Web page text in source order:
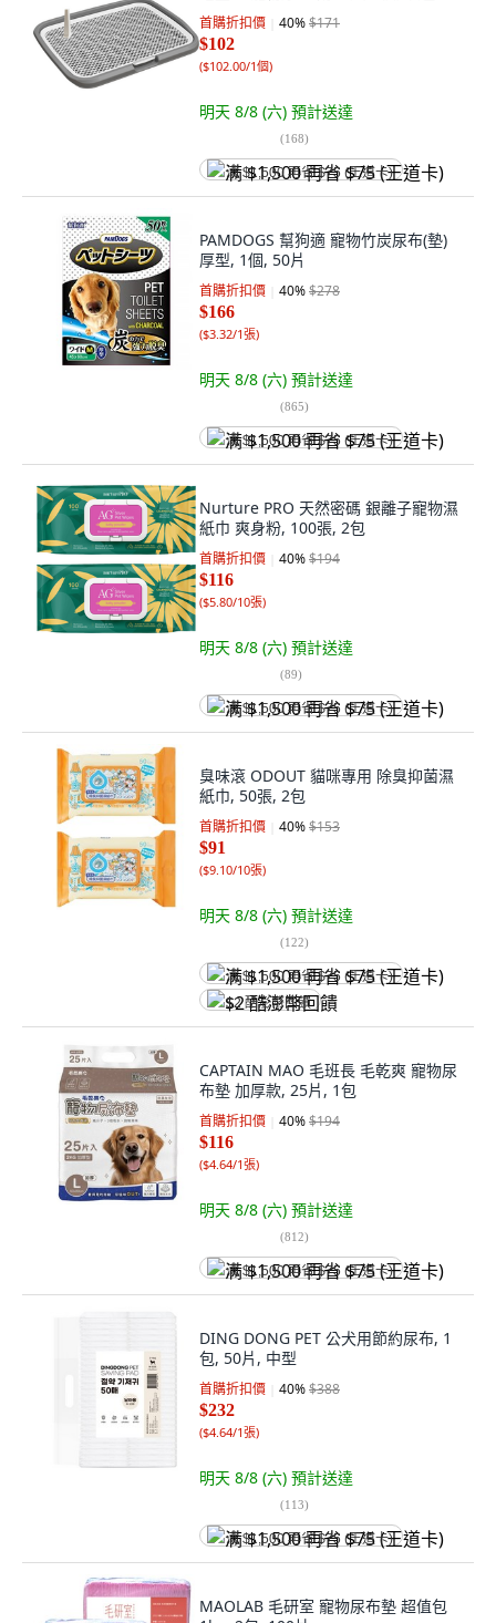
首購折扣價 40%$171
$102
($102.00/1個)
明天 8/8 (六) 預計送達
(168)
满 $1,500 再省 $75 (王道卡)
PAMDOGS 幫狗適 寵物竹炭尿布(墊)
厚型, 1個, 50片
首購折扣價 40%$278
$166
($3.32/1張)
明天 8/8 (六) 預計送達
(865)
满 $1,500 再省 $75 (王道卡)
Nurture PRO 天然密碼 銀離子寵物濕
紙巾 爽身粉, 100張, 2包
首購折扣價 40%$194
$116
($5.80/10張)
明天 8/8 (六) 預計送達
(89)
满 $1,500 再省 $75 (王道卡)
臭味滾 ODOUT 貓咪專用 除臭抑菌濕
紙巾, 50張, 2包
首購折扣價 40%$153
$91
($9.10/10張)
明天 8/8 (六) 預計送達
(122)
满 $1,500 再省 $75 (王道卡)
$2 酷澎幣回饋
CAPTAIN MAO 毛班長 毛乾爽 寵物尿
布墊 加厚款, 25片, 1包
首購折扣價 40%$194
$116
($4.64/1張)
明天 8/8 (六) 預計送達
(812)
满 $1,500 再省 $75 (王道卡)
DING DONG PET 公犬用節約尿布, 1
包, 50片, 中型
首購折扣價 40%$388
$232
($4.64/1張)
明天 8/8 (六) 預計送達
(113)
满 $1,500 再省 $75 (王道卡)
MAOLAB 毛研室 寵物尿布墊 超值包